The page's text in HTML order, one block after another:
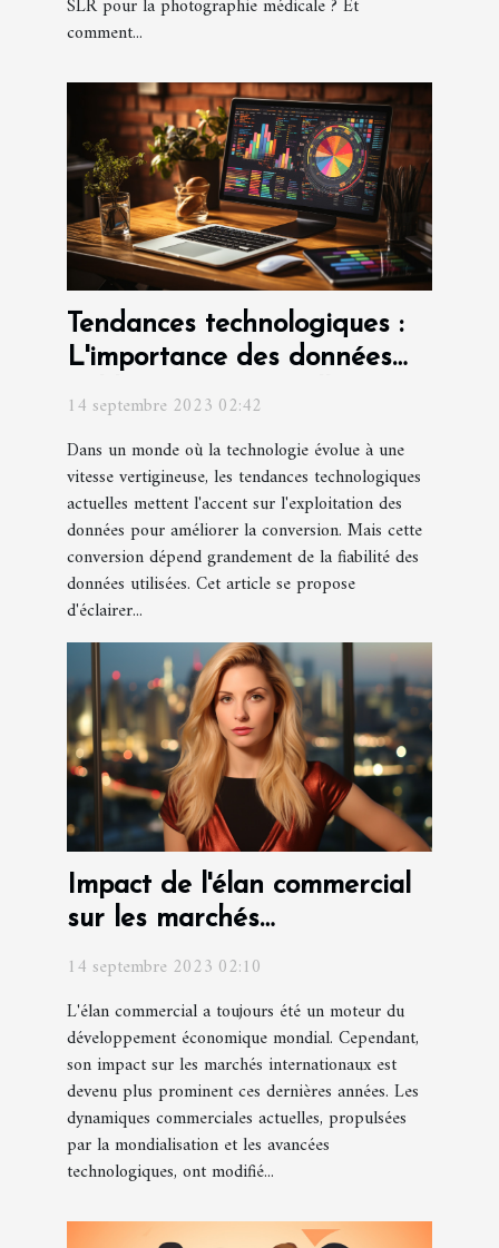
SLR pour la photographie médicale ? Et
comment...
Tendances technologiques :
L'importance des données
fiables pour une meilleure
14 septembre 2023 02:42
Dans un monde où la technologie évolue à une
vitesse vertigineuse, les tendances technologiques
actuelles mettent l'accent sur l'exploitation des
données pour améliorer la conversion. Mais cette
conversion dépend grandement de la fiabilité des
données utilisées. Cet article se propose
d'éclairer...
Impact de l'élan commercial
sur les marchés
14 septembre 2023 02:10
L'élan commercial a toujours été un moteur du
développement économique mondial. Cependant,
son impact sur les marchés internationaux est
devenu plus prominent ces dernières années. Les
dynamiques commerciales actuelles, propulsées
par la mondialisation et les avancées
technologiques, ont modifié...